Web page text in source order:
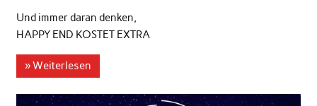
Und immer daran denken,
HAPPY END KOSTET EXTRA
» Weiterlesen